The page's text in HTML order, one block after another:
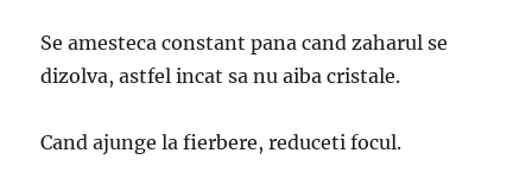
Se amesteca constant pana cand zaharul se
dizolva, astfel incat sa nu aiba cristale.
Cand ajunge la fierbere, reduceti focul.